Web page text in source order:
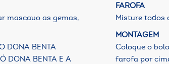
mascavo as gemas,
DONA BENTA
DONA BENTA E A
FAROFA
Misture todos
MONTAGEM
Coloque o
farofa por